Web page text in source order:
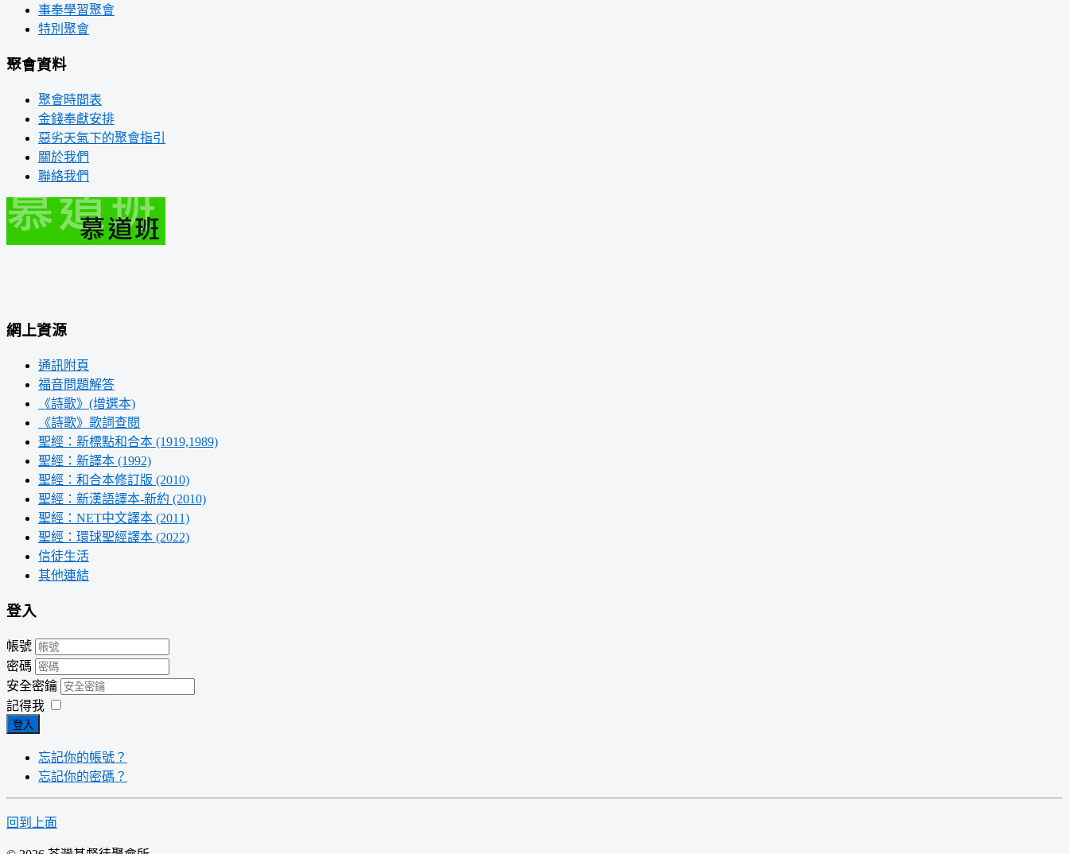
事奉學習聚會
特別聚會
聚會資料
聚會時間表
金錢奉獻安排
惡劣天氣下的聚會指引
關於我們
聯絡我們
網上資源
通訊附頁
福音問題解答
《詩歌》(增選本)
《詩歌》歌詞查閱
聖經：新標點和合本 (1919,1989)
聖經：新譯本 (1992)
聖經：和合本修訂版 (2010)
聖經：新漢語譯本-新約 (2010)
聖經：NET中文譯本 (2011)
聖經：環球聖經譯本 (2022)
信徒生活
其他連結
登入
帳號
密碼
安全密鑰
記得我
登入
忘記你的帳號？
忘記你的密碼？
回到上面